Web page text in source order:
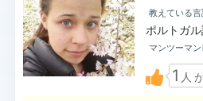
教えている言
ポルトガ
マンツーマ
1 人